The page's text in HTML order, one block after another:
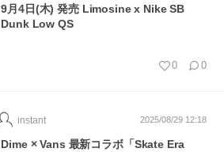
9月4日(木) 発売 Limosine x Nike SB
Dunk Low QS
0 0
2025/08/29 12:18
instant
Dime × Vans 最新コラボ「Skate Era